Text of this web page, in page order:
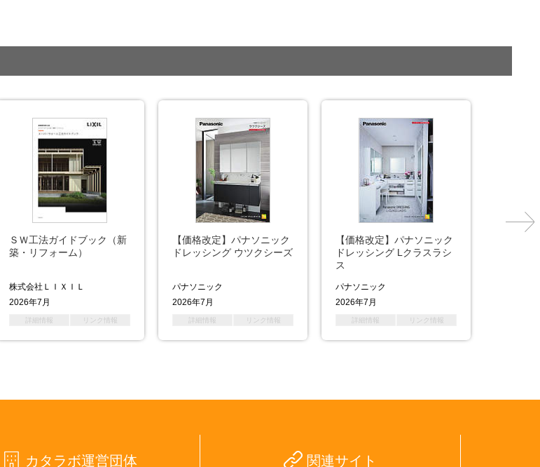
ＳＷ工法ガイドブック（新
築・リフォーム）
株式会社ＬＩＸＩＬ
2026年7月
詳細情報 リンク情報
【価格改定】パナソニック
ドレッシング ウツクシーズ
パナソニック
2026年7月
詳細情報 リンク情報
【価格改定】パナソニック
ドレッシング Lクラスラシ
ス
パナソニック
2026年7月
詳細情報 リンク情報
カタラボ運営団体 関連サイト